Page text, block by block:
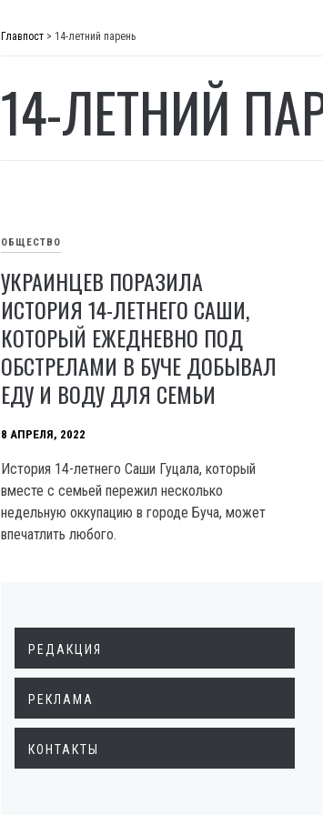
Главпост > 14-летний парень
14-ЛЕТНИЙ
ОБЩЕСТВО
УКРАИНЦЕВ ПОРАЗИЛА
ИСТОРИЯ 14-ЛЕТНЕГО САШИ,
КОТОРЫЙ ЕЖЕДНЕВНО ПОД
ОБСТРЕЛАМИ В БУЧЕ ДОБЫВАЛ
ЕДУ И ВОДУ ДЛЯ СЕМЬИ
8 АПРЕЛЯ, 2022
История 14-летнего Саши Гуцала, который
вместе с семьей пережил несколько
недельную оккупацию в городе Буча, может
впечатлить любого.
РЕДАКЦИЯ
РЕКЛАМА
КОНТАКТЫ